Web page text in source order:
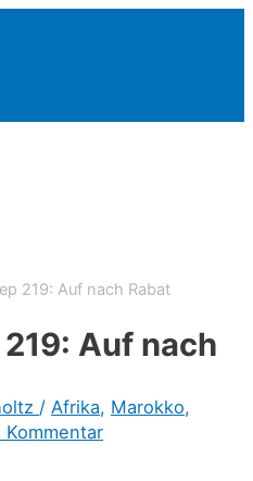
219: Auf nach Rabat
Auf nach
/ Afrika, Marokko,